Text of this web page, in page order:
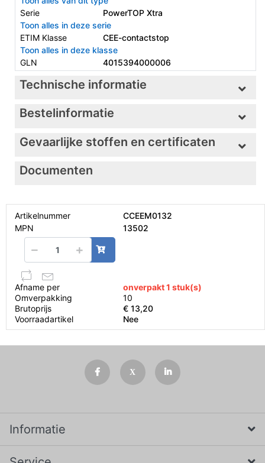
Serie
PowerTOP Xtra
Toon alles in deze serie
ETIM Klasse
CEE-contactstop
Toon alles in deze klasse
GLN
4015394000006
Technische informatie
Bestelinformatie
Gevaarlijke stoffen en certificaten
Documenten
Artikelnummer
CCEEM0132
MPN
13502
Afname per
onverpakt 1 stuk(s)
Omverpakking
10
Brutoprijs
€ 13,20
Voorraadartikel
Nee
Informatie